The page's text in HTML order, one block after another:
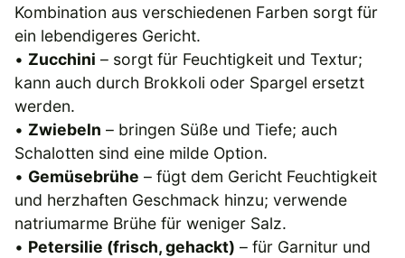
Kombination aus verschiedenen Farben sorgt für
ein lebendigeres Gericht.
• Zucchini – sorgt für Feuchtigkeit und Textur;
kann auch durch Brokkoli oder Spargel ersetzt
werden.
• Zwiebeln – bringen Süße und Tiefe; auch
Schalotten sind eine milde Option.
• Gemüsebrühe – fügt dem Gericht Feuchtigkeit
und herzhaften Geschmack hinzu; verwende
natriumarme Brühe für weniger Salz.
• Petersilie (frisch, gehackt) – für Garnitur und